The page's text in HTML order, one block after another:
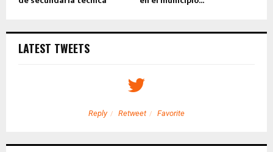
LATEST TWEETS
Reply Retweet Favorite